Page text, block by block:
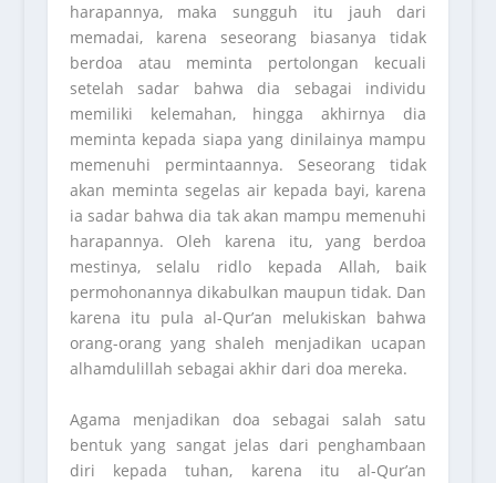
harapannya, maka sungguh itu jauh dari
memadai, karena seseorang biasanya tidak
berdoa atau meminta pertolongan kecuali
setelah sadar bahwa dia sebagai individu
memiliki kelemahan, hingga akhirnya dia
meminta kepada siapa yang dinilainya mampu
memenuhi permintaannya. Seseorang tidak
akan meminta segelas air kepada bayi, karena
ia sadar bahwa dia tak akan mampu memenuhi
harapannya. Oleh karena itu, yang berdoa
mestinya, selalu ridlo kepada Allah, baik
permohonannya dikabulkan maupun tidak. Dan
karena itu pula al-Qur’an melukiskan bahwa
orang-orang yang shaleh menjadikan ucapan
alhamdulillah sebagai akhir dari doa mereka.
Agama menjadikan doa sebagai salah satu
bentuk yang sangat jelas dari penghambaan
diri kepada tuhan, karena itu al-Qur’an